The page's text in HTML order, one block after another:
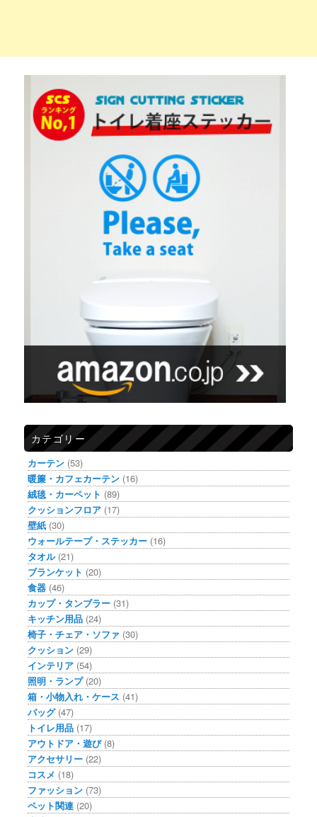
カテゴリー
カーテン (53)
暖簾・カフェカーテン (16)
絨毯・カーペット (89)
クッションフロア (17)
壁紙 (30)
ウォールテープ・ステッカー (16)
タオル(21)
ブランケット (20)
食器 (46)
カップ・タンブラー (31)
キッチン用品 (24)
椅子・チェア・ソファ (30)
クッション (29)
インテリア (54)
照明・ランプ(20)
箱・小物入れ・ケース (41)
バッグ(47)
トイレ用品 (17)
アウトドア・遊び(8)
アクセサリー (22)
コスメ (18)
ファッション (73)
ペット関連 (20)